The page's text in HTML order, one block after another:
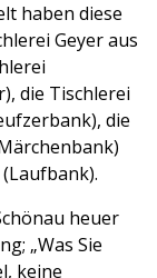
haben diese
Geyer aus
die Tischlerei
die
heuer
„Was Sie
keine